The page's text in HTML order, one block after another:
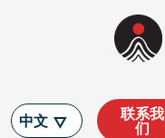
Main Navigation
中文
联系我
们